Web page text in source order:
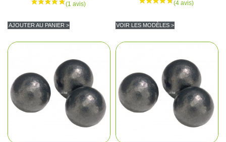
AJOUTER AU PANIER > VOIR LES MODÈLES >